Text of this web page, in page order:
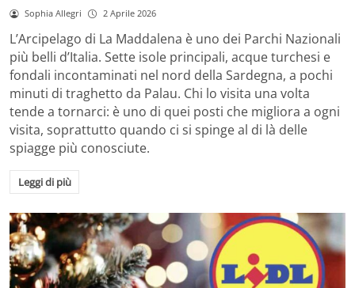
Sophia Allegri 2 Aprile 2026
L’Arcipelago di La Maddalena è uno dei Parchi Nazionali
più belli d’Italia. Sette isole principali, acque turchesi e
fondali incontaminati nel nord della Sardegna, a pochi
minuti di traghetto da Palau. Chi lo visita una volta
tende a tornarci: è uno di quei posti che migliora a ogni
visita, soprattutto quando ci si spinge al di là delle
spiagge più conosciute.
Leggi di più